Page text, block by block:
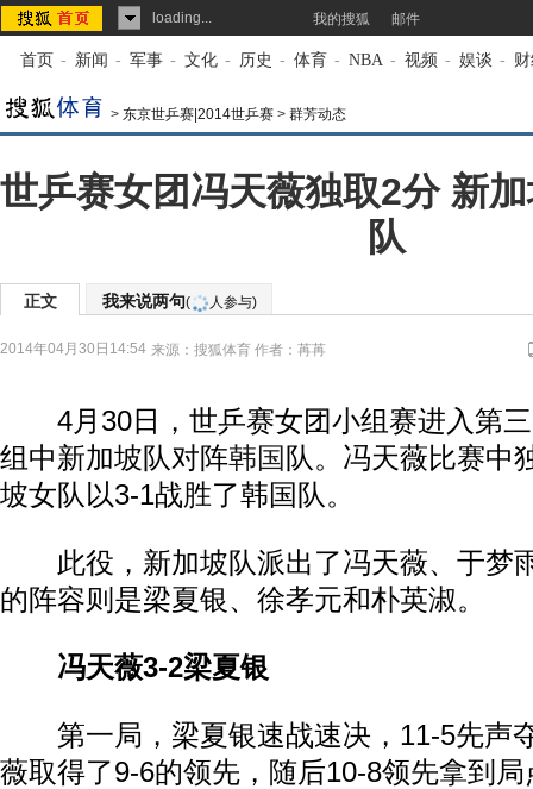
loading... 我的搜狐 邮件
首页 - 新闻 - 军事 - 文化 - 历史 - 体育 - NBA - 视频 - 娱谈 -
> 东京世乒赛|2014世乒赛 > 群芳动态
世乒赛女团冯天薇独取2分 新
队
正文 我来说两句( 人参与)
2014年04月30日14:54 来源： 搜狐体育 作者：苒苒
4月30日，世乒赛女团小组赛进入第三
组中新加坡队对阵韩国 队。冯天薇比赛中
坡女队以3-1战胜了韩国队。
此役，新加坡队派出了冯天薇、于梦
的阵容则是梁夏银、徐孝元和朴英淑。
冯天薇3-2梁夏银
第一局，梁夏银速战速决，11-5先声
薇取得了9-6的领先，随后10-8领先拿到